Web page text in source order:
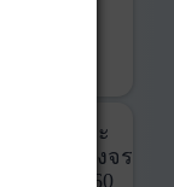
และ
ที่ครบวงจร
360